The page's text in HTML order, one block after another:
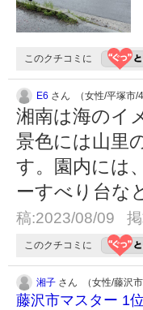
このクチコミに
E6 さん （女性/平塚市/
湘南は海のイ
景色には山里
す。園内には
ーすべり台な
稿:2023/08/09 掲
このクチコミに
湘子 さん （女性/藤沢市
藤沢市マスター 1位